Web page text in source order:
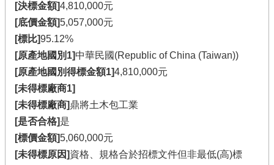
[決標金額]4,810,000元
[底價金額]5,057,000元
[標比]95.12%
[原產地國別1]中華民國(Republic of China (Taiwan))
[原產地國別得標金額1]4,810,000元
[未得標廠商1]
[未得標廠商]鼎將土木包工業
[是否合格]是
[標價金額]5,060,000元
[未得標原因]資格、規格合於招標文件但非最低(高)標